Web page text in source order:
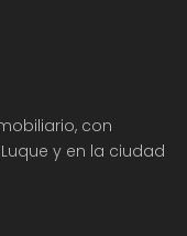
con
y en la ciudad